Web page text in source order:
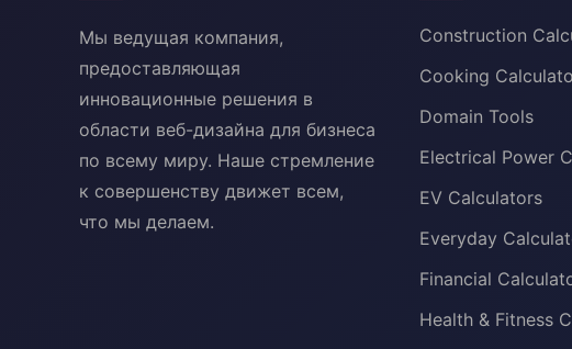
Мы ведущая компания,
предоставляющая
инновационные решения в
области веб-дизайна для бизнеса
по всему миру. Наше стремление
к совершенству движет всем,
что мы делаем.
Construction
Cooking
Domain Tools
Electrical Power
EV Calculators
Everyday
Financial
Health & Fitness